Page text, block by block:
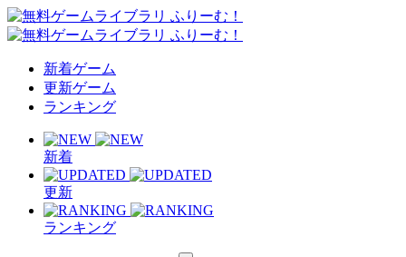
新着ゲーム
更新ゲーム
ランキング
新着
更新
ランキング